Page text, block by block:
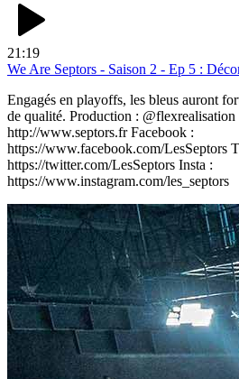
21:19
We Are Septors - Saison 2 - Ep 5 :
Engagés en playoffs, les bleus auront
de qualité. Production :
http://www.septors.fr Facebook :
https://www.facebook.com/LesSeptors
https://twitter.com/LesSeptors Insta :
https://www.instagram.com/les_septors